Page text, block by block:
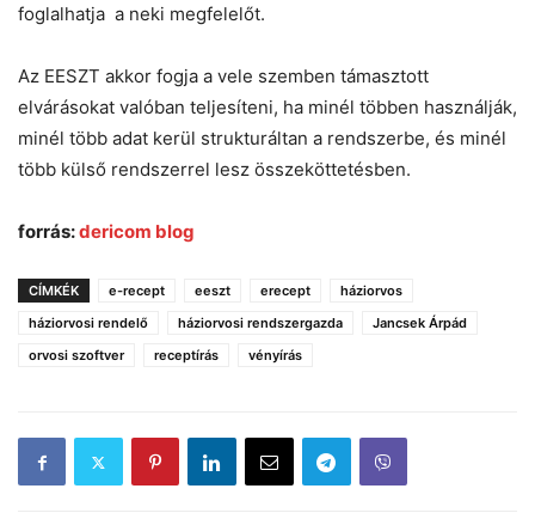
foglalhatja a neki megfelelőt.
Az EESZT akkor fogja a vele szemben támasztott
elvárásokat valóban teljesíteni, ha minél többen használják,
minél több adat kerül strukturáltan a rendszerbe, és minél
több külső rendszerrel lesz összeköttetésben.
forrás:dericom blog
CÍMKÉK e-recept eeszt erecept
háziorvos
háziorvosi rendelő
háziorvosi rendszergazda
Jancsek Árpád
orvosi szoftver
receptírás vényírás